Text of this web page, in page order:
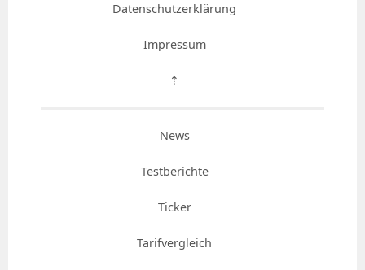
Datenschutzerklärung
Impressum
⇡
News
Testberichte
Ticker
Tarifvergleich